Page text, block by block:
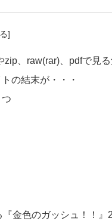
、raw(rar)、pdfで見
の結末が・・・
金色のガッシュ！！』